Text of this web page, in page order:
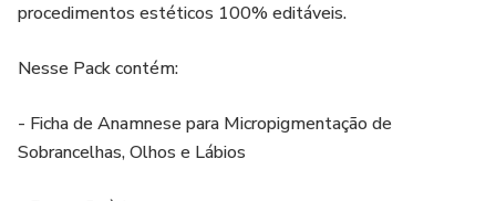
procedimentos estéticos 100% editáveis.
Nesse Pack contém:
- Ficha de Anamnese para Micropigmentação de
Sobrancelhas, Olhos e Lábios